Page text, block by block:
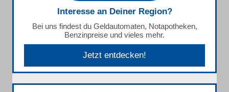
Interesse an Deiner Region?
Bei uns findest du Geldautomaten, Notapotheken,
Benzinpreise und vieles mehr.
Jetzt entdecken!